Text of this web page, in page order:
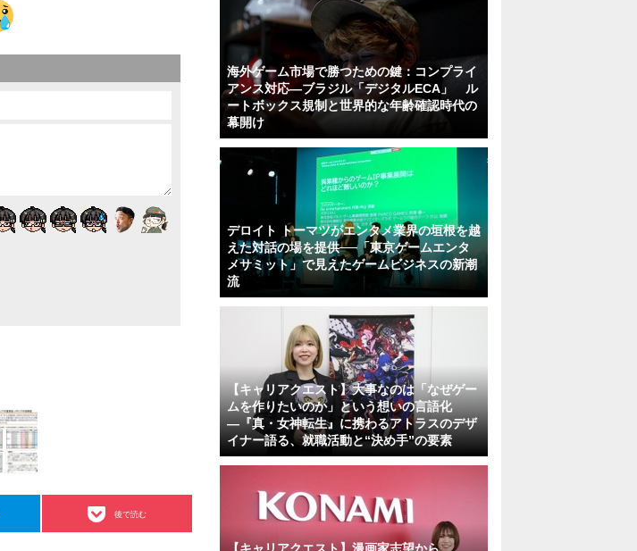
後で読む
海外ゲーム市場で勝つための鍵：コンプライ
アンス対応—ブラジル「デジタルECA」 ル
ートボックス規制と世界的な年齢確認時代の
幕開け
デロイト トーマツがエンタメ業界の垣根を越
えた対話の場を提供──「東京ゲームエンタ
メサミット」で見えたゲームビジネスの新潮
流
【キャリアクエスト】大事なのは「なぜゲー
ムを作りたいのか」という想いの言語化
―『真・女神転生』に携わるアトラスのデザ
イナー語る、就職活動と“決め手”の要素